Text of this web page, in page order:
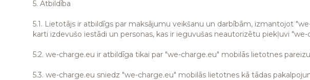
5. Atbildība
5.1. Lietotājs ir atbildīgs par maksājumu veikšanu un darbībām, izmantojot
karti izdevušo iestādi un personas, kas ir ieguvušas neautorizētu piekļuvi
5.2. we-charge.eu ir atbildīga tikai par "we-charge.eu" mobilās lietotnes
5.3. we-charge.eu sniedz "we-charge.eu" mobilās lietotnes kā tādas